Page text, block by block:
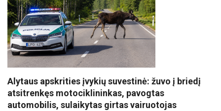
Alytaus apskrities įvykių suvestinė: žuvo į briedį
atsitrenkęs motociklininkas, pavogtas
automobilis, sulaikytas girtas vairuotojas